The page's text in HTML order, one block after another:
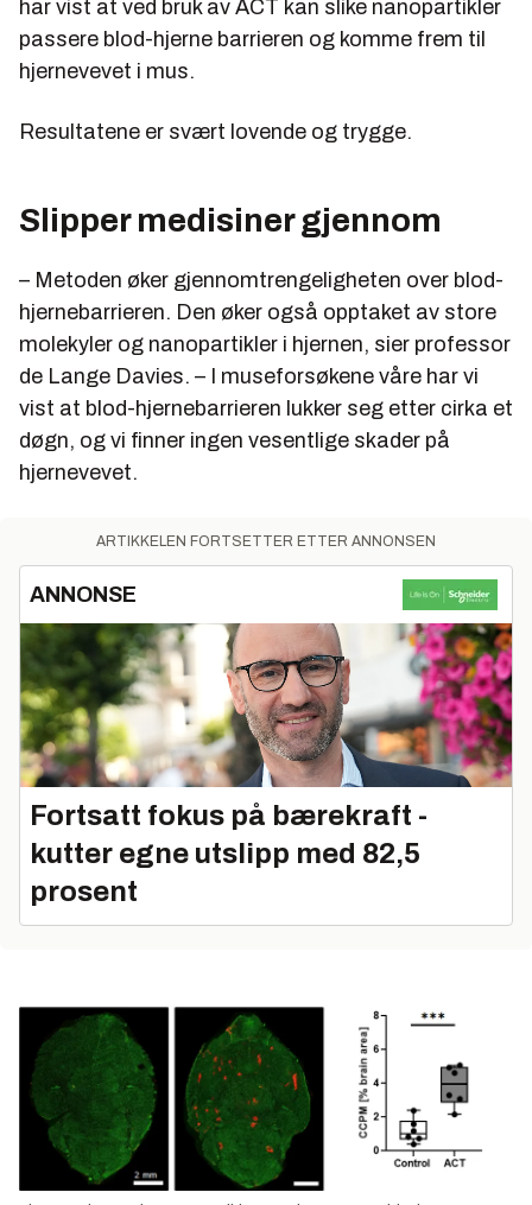
har vist at ved bruk av ACT kan slike nanopartikler
passere blod-hjerne barrieren og komme frem til
hjernevevet i mus.
Resultatene er svært lovende og trygge.
Slipper medisiner gjennom
– Metoden øker gjennomtrengeligheten over blod-
hjernebarrieren. Den øker også opptaket av store
molekyler og nanopartikler i hjernen, sier professor
de Lange Davies. – I museforsøkene våre har vi
vist at blod-hjernebarrieren lukker seg etter cirka et
døgn, og vi finner ingen vesentlige skader på
hjernevevet.
ARTIKKELEN FORTSETTER ETTER ANNONSEN
ANNONSE
Fortsatt fokus på bærekraft -
kutter egne utslipp med 82,5
prosent